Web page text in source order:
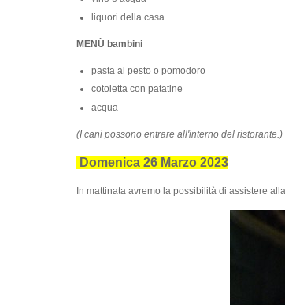
liquori della casa
MENÙ bambini
pasta al pesto o pomodoro
cotoletta con patatine
acqua
(I cani possono entrare all'interno del ristorante.)
Domenica 26 Marzo 2023
In mattinata avremo la possibilità di assistere alla